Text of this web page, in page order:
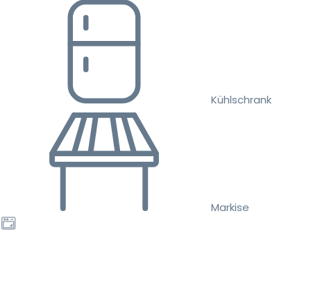
Kühlschrank
Markise